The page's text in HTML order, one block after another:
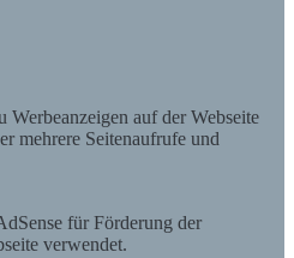
auf der Webseite
mehrere Seitenaufrufe und
für Förderung der
verwendet.